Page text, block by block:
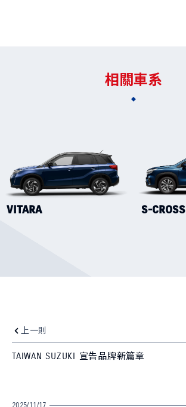
相關車系
VITARA S-CROSS
上一則
TAIWAN SUZUKI 宣告品牌新篇章
2025/11/17